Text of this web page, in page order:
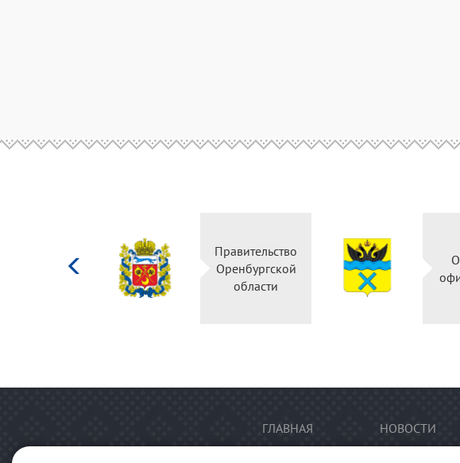
Правительство
Оренбургской
области
ГЛАВНАЯ НОВОСТИ